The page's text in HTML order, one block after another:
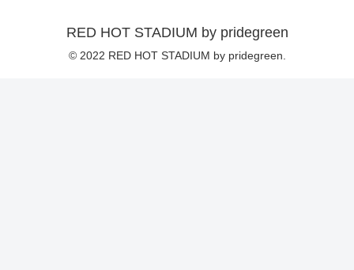
RED HOT STADIUM by pridegreen
© 2022 RED HOT STADIUM by pridegreen.